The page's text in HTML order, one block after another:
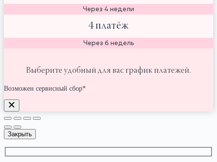
Через 4 недели
4 платёж
Через 6 недель
Выберите удобный для вас график платежей.
Возможен сервисный сбор*
Закрыть